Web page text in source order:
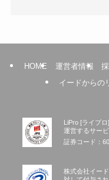
HOME 運営者情報
イードからの
LiPro [ライプ
運営するサービ
証券コード：
株式会社イー